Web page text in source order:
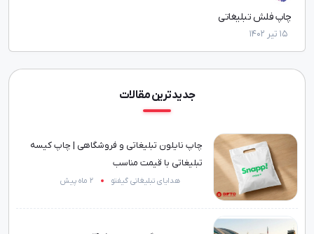
قیمت فلش مموری اختصاصی
16 آذر 1401
جدیدترین مقالات
چاپ نایلون تبلیغاتی و فروشگاهی | چاپ کیسه
تبلیغاتی با قیمت مناسب
هدایای تبلیغاتی گیفتو 2 ماه پیش